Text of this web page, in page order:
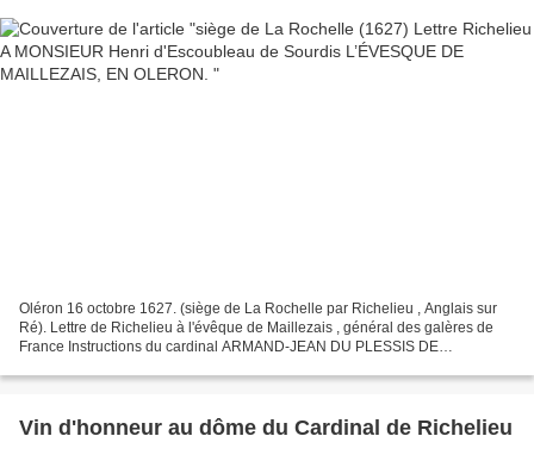
Oléron 16 octobre 1627. (siège de La Rochelle par Richelieu , Anglais sur
Ré). Lettre de Richelieu à l'évêque de Maillezais , général des galères de
France Instructions du cardinal ARMAND-JEAN DU PLESSIS DE
Vin d'honneur au dôme du Cardinal de Richelieu